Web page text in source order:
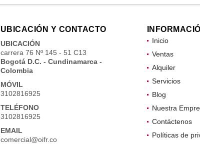
UBICACIÓN Y CONTACTO
UBICACIÓN
carrera 76 Nº 145 - 51 C13
Bogotá D.C. - Cundinamarca -
Colombia
MÓVIL
3102816925
TELÉFONO
3102816925
EMAIL
comercial@oifr.co
Inicio
Ventas
Alquiler
Servicios
Blog
Nuestra
Contáctenos
Políticas de